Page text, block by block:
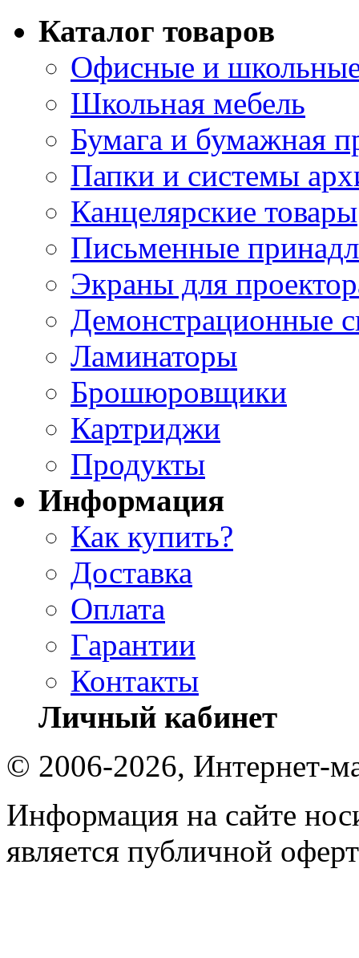
Каталог товаров
Офисные и
Школьная мебель
Бумага и бумажная
Папки и системы
Канцелярские товары
Письменные
Экраны для
Демонстрационные
Ламинаторы
Брошюровщики
Картриджи
Продукты
Информация
Как купить?
Доставка
Оплата
Гарантии
Контакты
Личный кабинет
© 2006-2026, Интернет-
Информация на сайте
является публичной